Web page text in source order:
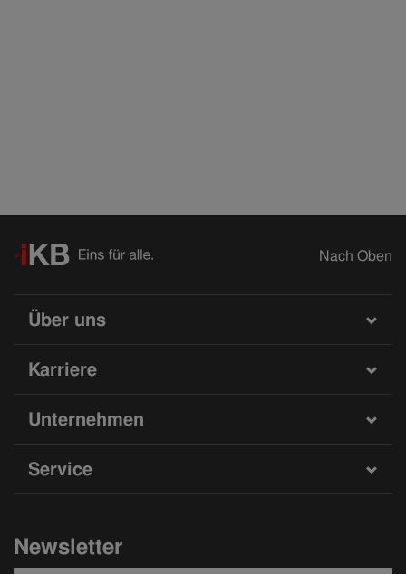
Nach Oben
Über uns
Karriere
Unternehmen
Service
Newsletter